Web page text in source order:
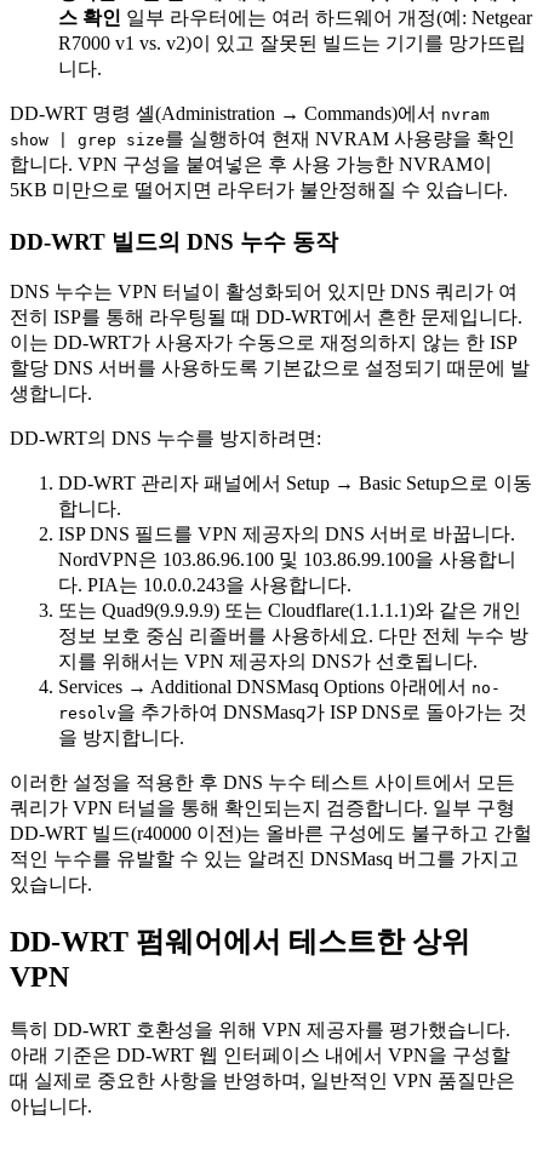
스 확인 일부 라우터에는 여러 하드웨어 개정(예: Netgear
R7000 v1 vs. v2)이 있고 잘못된 빌드는 기기를 망가뜨립
니다.
DD-WRT 명령 셸(Administration → Commands)에서 nvram
show | grep size를 실행하여 현재 NVRAM 사용량을 확인
합니다. VPN 구성을 붙여넣은 후 사용 가능한 NVRAM이
5KB 미만으로 떨어지면 라우터가 불안정해질 수 있습니다.
DD-WRT 빌드의 DNS 누수 동작
DNS 누수는 VPN 터널이 활성화되어 있지만 DNS 쿼리가 여
전히 ISP를 통해 라우팅될 때 DD-WRT에서 흔한 문제입니다.
이는 DD-WRT가 사용자가 수동으로 재정의하지 않는 한 ISP
할당 DNS 서버를 사용하도록 기본값으로 설정되기 때문에 발
생합니다.
DD-WRT의 DNS 누수를 방지하려면:
DD-WRT 관리자 패널에서 Setup → Basic Setup으로 이동
합니다.
ISP DNS 필드를 VPN 제공자의 DNS 서버로 바꿉니다.
NordVPN은 103.86.96.100 및 103.86.99.100을 사용합니
다. PIA는 10.0.0.243을 사용합니다.
또는 Quad9(9.9.9.9) 또는 Cloudflare(1.1.1.1)와 같은 개인
정보 보호 중심 리졸버를 사용하세요. 다만 전체 누수 방
지를 위해서는 VPN 제공자의 DNS가 선호됩니다.
Services → Additional DNSMasq Options 아래에서 no-
resolv을 추가하여 DNSMasq가 ISP DNS로 돌아가는 것
을 방지합니다.
이러한 설정을 적용한 후 DNS 누수 테스트 사이트에서 모든
쿼리가 VPN 터널을 통해 확인되는지 검증합니다. 일부 구형
DD-WRT 빌드(r40000 이전)는 올바른 구성에도 불구하고 간헐
적인 누수를 유발할 수 있는 알려진 DNSMasq 버그를 가지고
있습니다.
DD-WRT 펌웨어에서 테스트한 상위
VPN
특히 DD-WRT 호환성을 위해 VPN 제공자를 평가했습니다.
아래 기준은 DD-WRT 웹 인터페이스 내에서 VPN을 구성할
때 실제로 중요한 사항을 반영하며, 일반적인 VPN 품질만은
아닙니다.